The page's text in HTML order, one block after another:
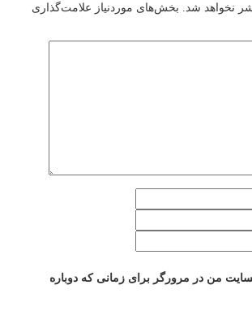
نخواهد شد.
بخش‌های موردنیاز علامت‌گذاری
من در مرورگر برای زمانی که دوباره